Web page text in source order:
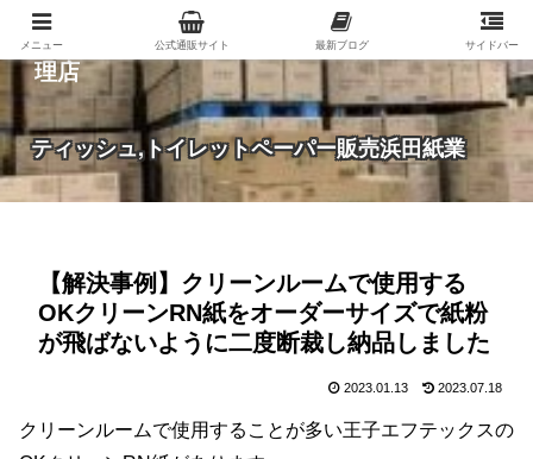
紙（家庭紙・包装紙・印刷用紙など）の総合代
理店
ティッシュ,トイレットペーパー販売浜田紙業
【解決事例】クリーンルームで使用する
OKクリーンRN紙をオーダーサイズで紙粉
が飛ばないように二度断裁し納品しました
2023.01.13 2023.07.18
クリーンルームで使用することが多い王子エフテックスの
メニュー 公式通販サイト 最新ブログ サイドバー